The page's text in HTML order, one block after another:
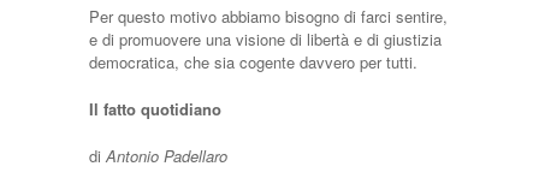
Per questo motivo abbiamo bisogno di farci sentire,
e di promuovere una visione di libertà e di giustizia
democratica, che sia cogente davvero per tutti.
Il fatto quotidiano
diAntonio Padellaro